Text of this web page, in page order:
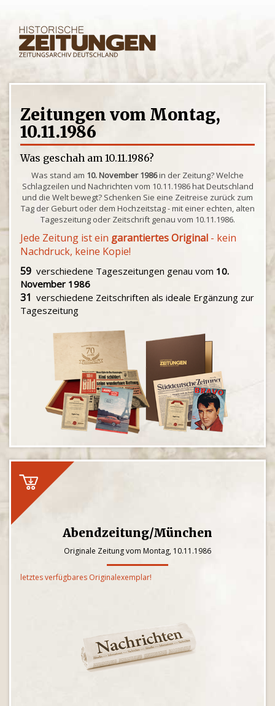
Zeitungen vom Montag,
10.11.1986
Was geschah am 10.11.1986?
Was stand am 10. November 1986in der Zeitung? Welche
Schlagzeilen und Nachrichten vom 10.11.1986 hat Deutschland
und die Welt bewegt? Schenken Sie eine Zeitreise zurück zum
Tag der Geburt oder dem Hochzeitstag - mit einer echten, alten
Tageszeitung oder Zeitschrift genau vom 10.11.1986.
Jede Zeitung ist ein garantiertes Original - kein
Nachdruck, keine Kopie!
59 verschiedene Tageszeitungen genau vom 10.
November 1986
31 verschiedene Zeitschriften als ideale Ergänzung zur
Tageszeitung
Abendzeitung/München
Originale Zeitung vom Montag, 10.11.1986
letztes verfügbares Originalexemplar!